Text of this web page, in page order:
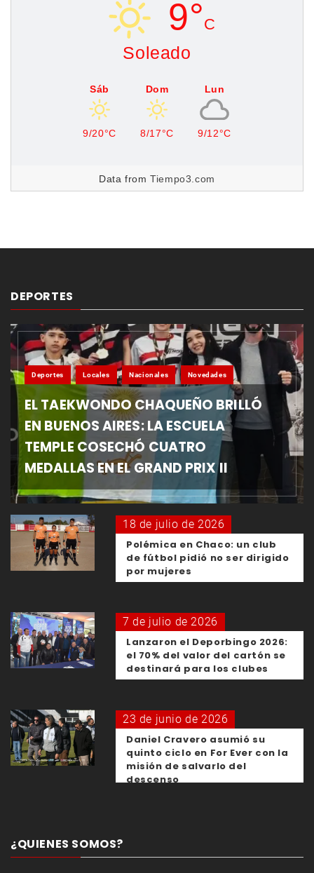
9°C
Soleado
Sáb
9/20°C
Dom
8/17°C
Lun
9/12°C
Data fromTiempo3.com
DEPORTES
Deportes Locales Nacionales Novedades
EL TAEKWONDO CHAQUEÑO BRILLÓ
EN BUENOS AIRES: LA ESCUELA
TEMPLE COSECHÓ CUATRO
MEDALLAS EN EL GRAND PRIX II
18 de julio de 2026
Polémica en Chaco: un club
de fútbol pidió no ser dirigido
por mujeres
7 de julio de 2026
Lanzaron el Deporbingo 2026:
el 70% del valor del cartón se
destinará para los clubes
23 de junio de 2026
Daniel Cravero asumió su
quinto ciclo en For Ever con la
misión de salvarlo del
descenso
¿QUIENES SOMOS?